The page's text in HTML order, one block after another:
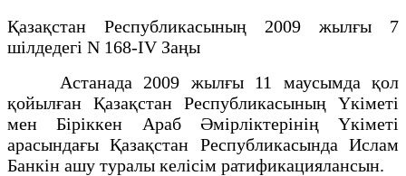
Қазақстан Республикасының 2009 жылғы 7
шілдедегі N 168-IV Заңы
Астанада 2009 жылғы 11 маусымда қол
қойылған Қазақстан Республикасының Үкіметі
мен Біріккен Араб Әмірліктерінің Үкіметі
арасындағы Қазақстан Республикасында Ислам
Банкін ашу туралы келісім ратификациялансын.